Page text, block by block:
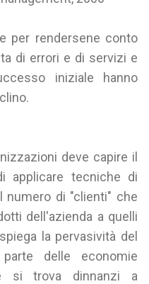
per rendersene conto
di errori e di servizi e
iniziale hanno
deve capire il
applicare tecniche di
numero di "clienti" che
dell'azienda a quelli
la pervasività del
delle economie
si trova dinnanzi a